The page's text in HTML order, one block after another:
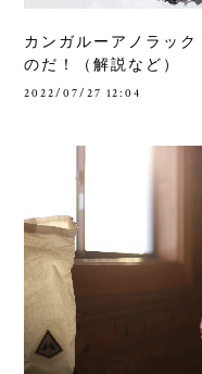
カンガルーアノラッ
のだ！（解説など）
2022/07/27 12:04